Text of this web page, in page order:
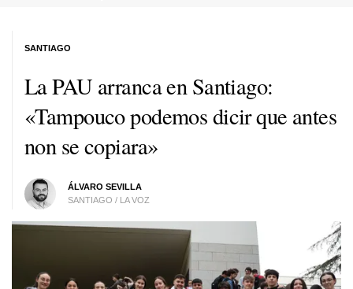
La PAU arranca en Santiago:
«Tampouco podemos dicir que antes
non se copiara»
ÁLVARO SEVILLA
SANTIAGO / LA VOZ
SANTIAGO